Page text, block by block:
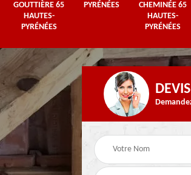
GOUTTIÈRE 65
HAUTES-
PYRÉNÉES
PYRÉNÉES
CHEMINÉE 65
HAUTES-
PYRÉNÉES
Couvreur 65 Hautes-
Pyrénées
Travaux de